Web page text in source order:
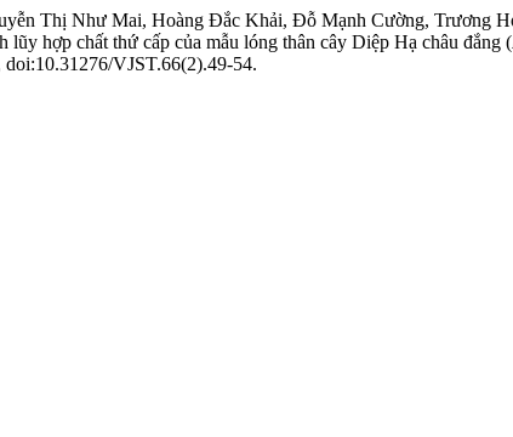
Thị Như Mai, Hoàng Đắc Khải, Đỗ Mạnh Cường, Trương
hợp chất thứ cấp của mẫu lóng thân cây Diệp Hạ châu đắng (
VJST.66(2).49-54.